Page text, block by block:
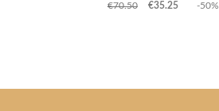
€70.50
€35.25 -50%